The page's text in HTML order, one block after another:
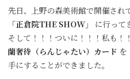
先日、上野の森美術館で開催され
「正倉院THE SHOW」
に行って
そして！！！ついに！！！私も！
蘭奢待（らんじゃたい）カード を
手にすることができました。